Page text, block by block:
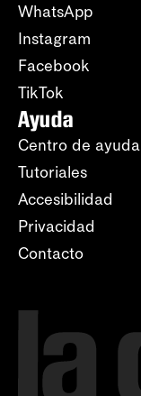
WhatsApp
Instagram
Facebook
TikTok
Ayuda
Centro de ayuda
Tutoriales
Accesibilidad
Privacidad
Contacto